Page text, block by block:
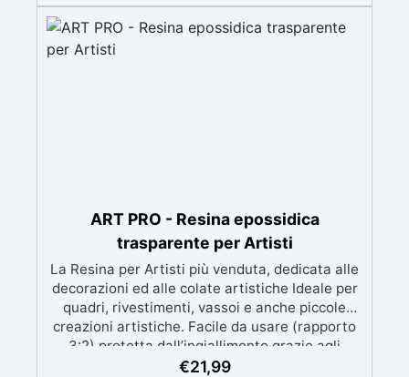
BPA/VOC free e certificata per il contatto
prolungato con la pelle.
ART PRO - Resina epossidica
trasparente per Artisti
La Resina per Artisti più venduta, dedicata alle
decorazioni ed alle colate artistiche Ideale per
quadri, rivestimenti, vassoi e anche piccole
creazioni artistiche. Facile da usare (rapporto
3:2) protetta dall’ingiallimento grazie agli
speciali filtri UV Formula densa : non cola via,
€21,99